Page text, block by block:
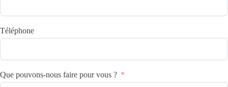
Téléphone
Que pouvons-nous faire pour vous ?